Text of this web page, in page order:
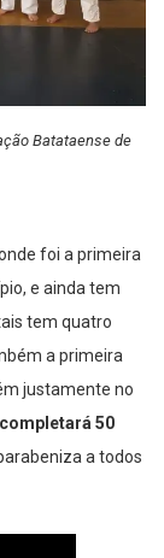
Batataense de
foi a primeira
e ainda tem
tem quatro
a primeira
justamente no
completará 50
a todos